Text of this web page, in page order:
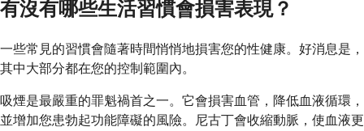
有沒有哪些生活習慣會損害表現？
一些常見的習慣會隨著時間悄悄地損害您的性健康。好消息是，
其中大部分都在您的控制範圍內。
吸煙是最嚴重的罪魁禍首之一。它會損害血管，降低血液循環，
並增加您患勃起功能障礙的風險。尼古丁會收縮動脈，使血液更